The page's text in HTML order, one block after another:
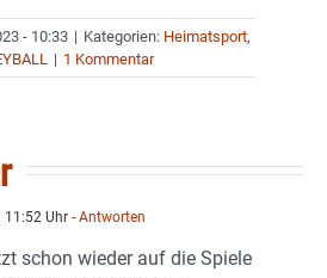
- 10:33 | Kategorien: Heimatsport,
| 1 Kommentar
11:52 Uhr - Antworten
schon wieder auf die Spiele